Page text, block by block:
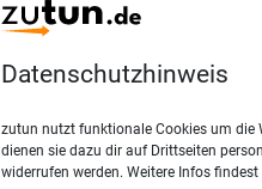
Datenschutzhinweis
zutun nutzt funktionale Cookies um die
dienen sie dazu dir auf Drittseiten
widerrufen werden. Weitere Infos findest